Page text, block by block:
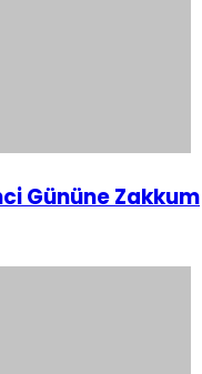
Gününe Zakkum